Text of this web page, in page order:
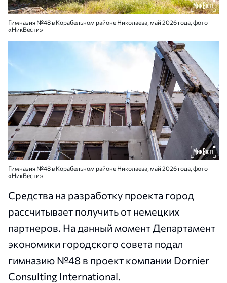
Гимназия №48 в Корабельном районе Николаева, май 2026 года, фото
«НикВести»
Гимназия №48 в Корабельном районе Николаева, май 2026 года, фото
«НикВести»
Средства на разработку проекта город
рассчитывает получить от немецких
партнеров. На данный момент Департамент
экономики городского совета подал
гимназию №48 в проект компании Dornier
Consulting International.